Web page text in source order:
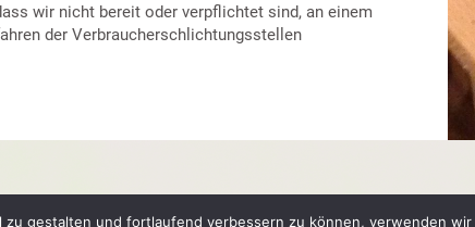
wir nicht bereit oder verpflichtet sind, an einem
der Verbraucherschlichtungsstellen
zu gestalten und fortlaufend verbessern zu können, verwenden